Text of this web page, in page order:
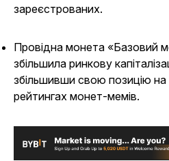
зареєстрованих.
Провідна монета «Базовий
збільшила ринкову
збільшивши свою позицію на
рейтингах монет-мемів.